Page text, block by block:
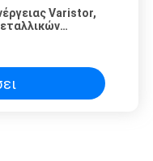
Varistor,